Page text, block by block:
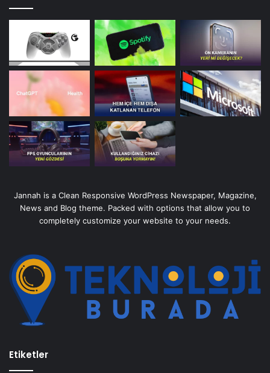
Jannah is a Clean Responsive WordPress Newspaper, Magazine,
News and Blog theme. Packed with options that allow you to
completely customize your website to your needs.
Etiketler